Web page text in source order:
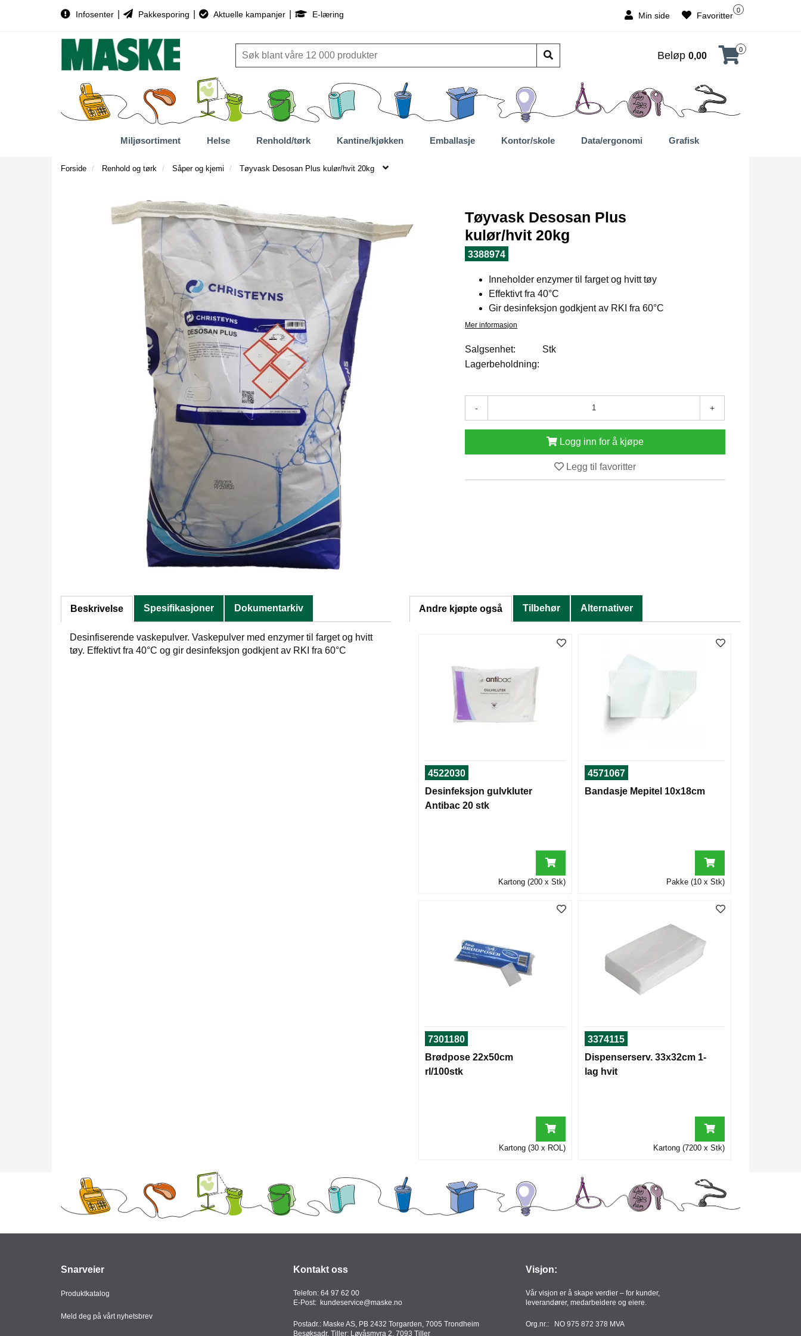
Infosenter Pakkesporing Aktuelle kampanjer E-læring Min side
0
Favoritter
Beløp 0,00
0
Miljøsortiment Helse Renhold/tørk Kantine/kjøkken Emballasje Kontor/skole Data/ergonomi Grafisk
Forside Renhold og tørk Såper og kjemi Tøyvask Desosan Plus kulør/hvit 20kg
Tøyvask Desosan Plus
kulør/hvit 20kg
3388974
Inneholder enzymer til farget og hvitt tøy
Effektivt fra 40°C
Gir desinfeksjon godkjent av RKI fra 60°C
Mer informasjon
Salgsenhet:
Stk
Lagerbeholdning:
- +
Logg inn for å kjøpe
Legg til favoritter
Beskrivelse Spesifikasjoner Dokumentarkiv
Desinfiserende vaskepulver. Vaskepulver med enzymer til farget og hvitt
tøy. Effektivt fra 40°C og gir desinfeksjon godkjent av RKI fra 60°C
Andre kjøpte også Tilbehør Alternativer
4522030
Desinfeksjon gulvkluter
Antibac 20 stk
Kartong (200 x Stk)
4571067
Bandasje Mepitel 10x18cm
Pakke (10 x Stk)
7301180
Brødpose 22x50cm
rl/100stk
Kartong (30 x ROL)
3374115
Dispenserserv. 33x32cm 1-
lag hvit
Kartong (7200 x Stk)
Snarveier
Produktkatalog
Meld deg på vårt nyhetsbrev
Kontakt oss
Telefon: 64 97 62 00
E-Post: kundeservice@maske.no
Postadr.: Maske AS, PB 2432 Torgarden, 7005 Trondheim
Besøksadr. Tiller: Løvåsmyra 2, 7093 Tiller
Visjon:
Vår visjon er å skape verdier – for kunder,
leverandører, medarbeidere og eiere.
Org.nr.: NO 975 872 378 MVA